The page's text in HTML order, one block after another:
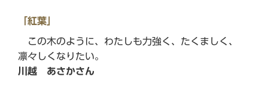
「紅葉」
この木のように、わたしも力強く、たくましく、
凛々しくなりたい。
川越 あさかさん